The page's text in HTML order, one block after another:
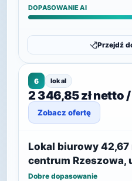
DOPASOWANIE AI
Przejdź
6 lokal
2 346,85 zł netto
Zobacz ofertę
Lokal biurowy 42,67
centrum Rzeszowa,
Dobre dopasowanie